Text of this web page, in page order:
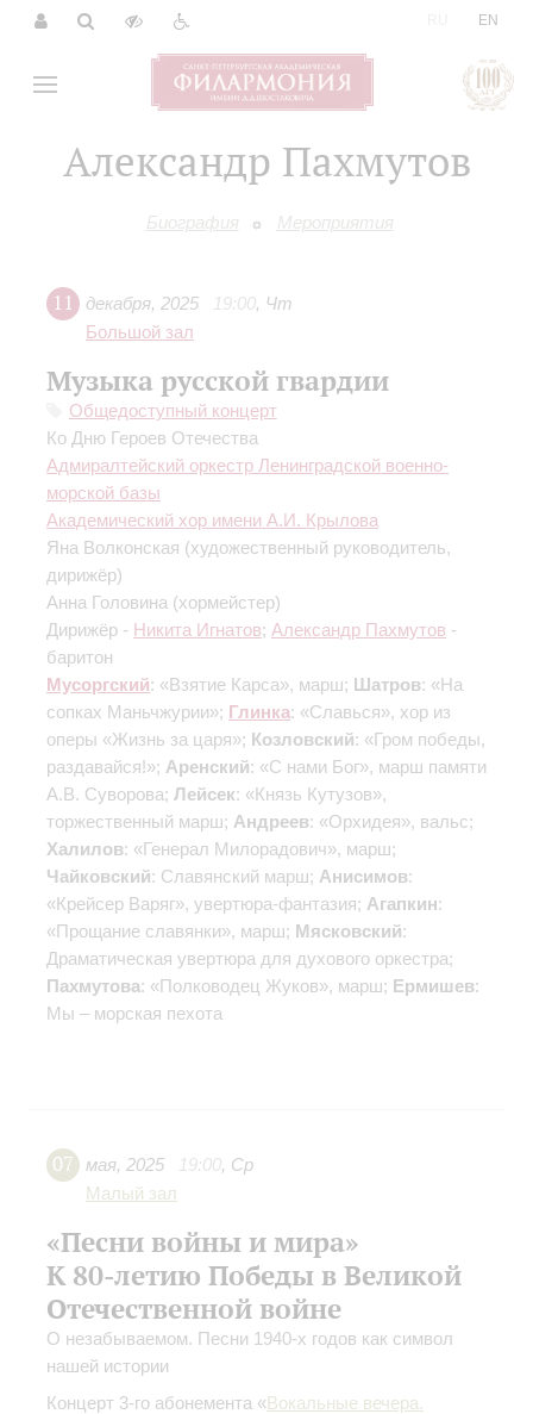
EN
Александр Пахмутов
Биография Мероприятия
11 декабря, 2025 19:00, Чт
Большой зал
Музыка русской гвардии
Общедоступный концерт
Ко Дню Героев Отечества
Адмиралтейский оркестр Ленинградской военно-
морской базы
Академический хор имени А.И. Крылова
Яна Волконская (художественный руководитель,
дирижёр)
Анна Головина (хормейстер)
Дирижёр - Никита Игнатов; Александр Пахмутов -
баритон
Мусоргский: «Взятие Карса», марш; Шатров: «На
сопках Маньчжурии»; Глинка: «Славься», хор из
оперы «Жизнь за царя»; Козловский: «Гром победы,
раздавайся!»; Аренский: «С нами Бог», марш памяти
А.В. Суворова; Лейсек: «Князь Кутузов»,
торжественный марш; Андреев: «Орхидея», вальс;
Халилов: «Генерал Милорадович», марш;
Чайковский: Славянский марш; Анисимов:
«Крейсер Варяг», увертюра-фантазия; Агапкин:
«Прощание славянки», марш; Мясковский:
Драматическая увертюра для духового оркестра;
Пахмутова: «Полководец Жуков», марш; Ермишев:
Мы – морская пехота
07 мая, 2025 19:00, Ср
Малый зал
«Песни войны и мира»
К 80-летию Победы в Великой
Отечественной войне
О незабываемом. Песни 1940-х годов как символ
нашей истории
Концерт 3-го абонемента «Вокальные вечера.